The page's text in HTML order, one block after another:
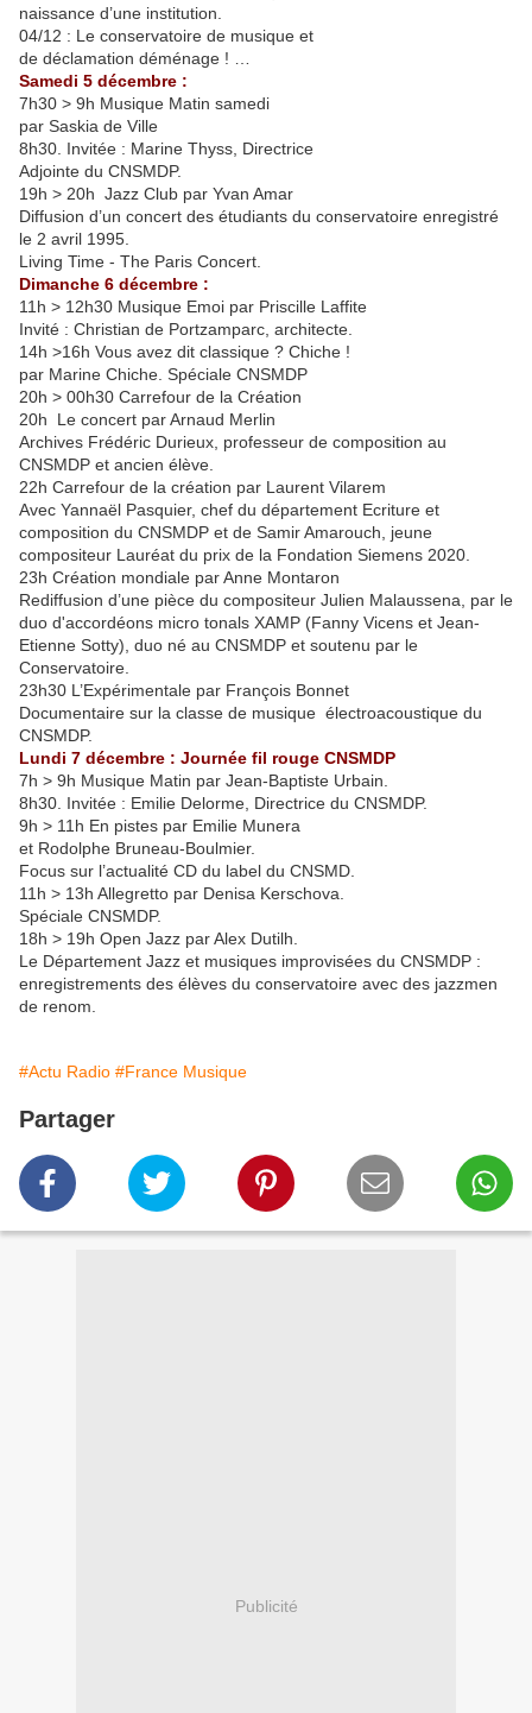
naissance d’une institution.
04/12 : Le conservatoire de musique et
de déclamation déménage ! …
Samedi 5 décembre :
7h30 > 9h Musique Matin samedi
par Saskia de Ville
8h30. Invitée : Marine Thyss, Directrice
Adjointe du CNSMDP.
19h > 20h Jazz Club par Yvan Amar
Diffusion d’un concert des étudiants du conservatoire enregistré
le 2 avril 1995.
Living Time - The Paris Concert.
Dimanche 6 décembre :
11h > 12h30 Musique Emoi par Priscille Laffite
Invité : Christian de Portzamparc, architecte.
14h >16h Vous avez dit classique ? Chiche !
par Marine Chiche. Spéciale CNSMDP
20h > 00h30 Carrefour de la Création
20h Le concert par Arnaud Merlin
Archives Frédéric Durieux, professeur de composition au
CNSMDP et ancien élève.
22h Carrefour de la création par Laurent Vilarem
Avec Yannaël Pasquier, chef du département Ecriture et
composition du CNSMDP et de Samir Amarouch, jeune
compositeur Lauréat du prix de la Fondation Siemens 2020.
23h Création mondiale par Anne Montaron
Rediffusion d’une pièce du compositeur Julien Malaussena, par le
duo d'accordéons micro tonals XAMP (Fanny Vicens et Jean-
Etienne Sotty), duo né au CNSMDP et soutenu par le
Conservatoire.
23h30 L’Expérimentale par François Bonnet
Documentaire sur la classe de musique électroacoustique du
CNSMDP.
Lundi 7 décembre : Journée fil rouge CNSMDP
7h > 9h Musique Matin par Jean-Baptiste Urbain.
8h30. Invitée : Emilie Delorme, Directrice du CNSMDP.
9h > 11h En pistes par Emilie Munera
et Rodolphe Bruneau-Boulmier.
Focus sur l’actualité CD du label du CNSMD.
11h > 13h Allegretto par Denisa Kerschova.
Spéciale CNSMDP.
18h > 19h Open Jazz par Alex Dutilh.
Le Département Jazz et musiques improvisées du CNSMDP :
enregistrements des élèves du conservatoire avec des jazzmen
de renom.
#Actu Radio #France Musique
Partager
Publicité